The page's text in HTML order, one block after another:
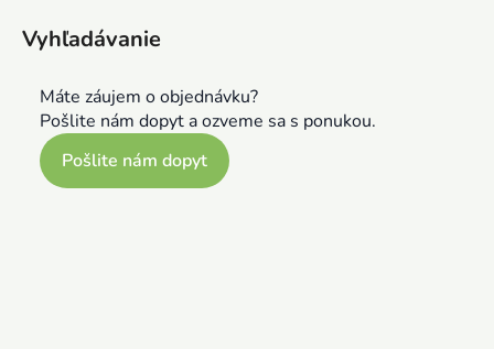
Vyhľadávanie
Máte záujem o objednávku?
Pošlite nám dopyt a ozveme sa s ponukou.
Pošlite nám dopyt